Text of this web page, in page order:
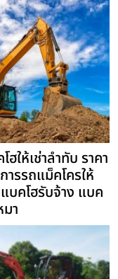
ฮให้เช่าลำทับ ราคา
ารรถแม็คโครให้
แบคโฮรับจ้าง แบค
มา